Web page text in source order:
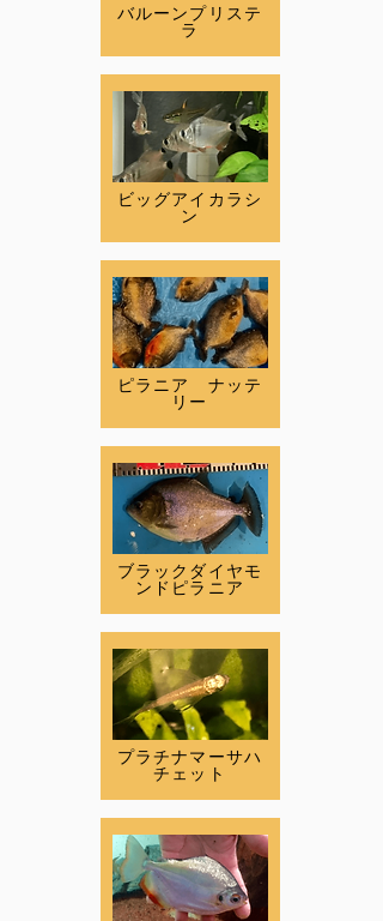
バルーンプリステ
ラ
ビッグアイカラシ
ン
ピラニア ナッテ
リー
ブラックダイヤモ
ンドピラニア
プラチナマーサハ
チェット